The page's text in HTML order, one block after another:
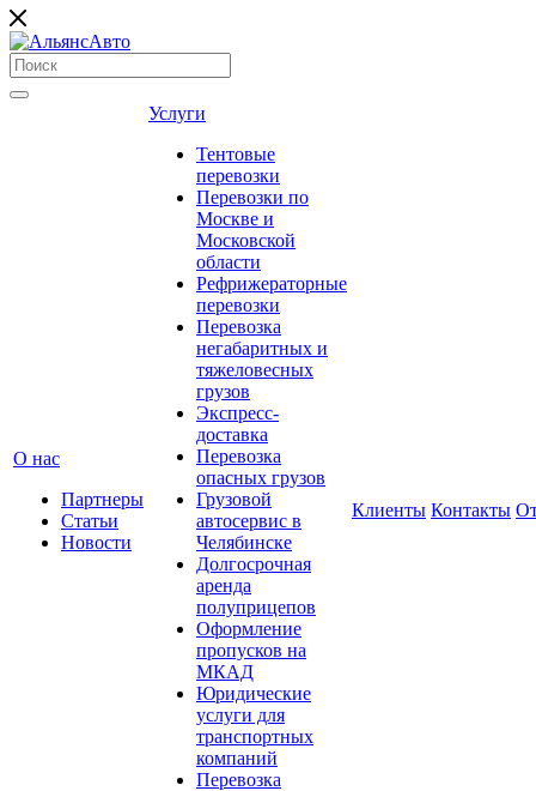
О нас
Партнеры
Статьи
Новости
Услуги
Тентовые
перевозки
Перевозки по
Москве и
Московской
области
Рефрижераторные
перевозки
Перевозка
негабаритных и
тяжеловесных
грузов
Экспресс-
доставка
Перевозка
опасных грузов
Грузовой
автосервис в
Челябинске
Долгосрочная
аренда
полуприцепов
Оформление
пропусков на
МКАД
Юридические
услуги для
транспортных
компаний
Перевозка
Клиенты Контакты